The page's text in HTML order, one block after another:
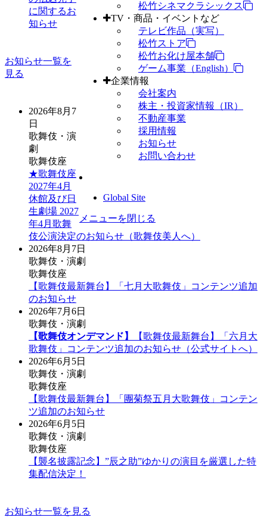
松竹シネマクラシックス
TV・商品・イベントなど
テレビ作品（実写）
松竹ストア
松竹お化け屋本舗
ゲーム事業（English）
企業情報
会社案内
株主・投資家情報（IR）
不動産事業
採用情報
お知らせ
お問い合わせ
Global Site
メニューを閉じる
に関するお
知らせ
お知らせ一覧を
見る
2026年8月7
日
歌舞伎・演
劇
歌舞伎座
★歌舞伎座
2027年4月
休館及び日
生劇場 2027
年4月歌舞
伎公演決定のお知らせ（歌舞伎美人へ）
2026年8月7日
歌舞伎・演劇
歌舞伎座
【歌舞伎最新舞台】「七月大歌舞伎」コンテンツ追加
のお知らせ
2026年7月6日
歌舞伎・演劇
【歌舞伎オンデマンド】
【歌舞伎最新舞台】「六月大
歌舞伎」コンテンツ追加のお知らせ（公式サイトへ）
2026年6月5日
歌舞伎・演劇
歌舞伎座
【歌舞伎最新舞台】「團菊祭五月大歌舞伎」コンテン
ツ追加のお知らせ
2026年6月5日
歌舞伎・演劇
歌舞伎座
【襲名披露記念】”辰之助”ゆかりの演目を厳選した特
集配信決定！
お知らせ一覧を見る